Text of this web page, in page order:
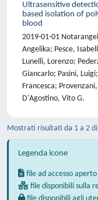
Ultrasensitive
based isolation of
blood
2019-01-01
Angelika; Pesce,
Lunelli, Lorenzo;
Giancarlo; Pasini,
Francesca;
D'Agostino, Vito G.
Mostrati risultati da 1 a 2
Legenda icone
file ad accesso aperto
file disponibili sulla